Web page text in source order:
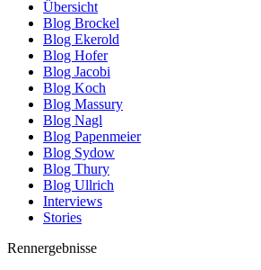
Übersicht
Blog Brockel
Blog Ekerold
Blog Hofer
Blog Jacobi
Blog Koch
Blog Massury
Blog Nagl
Blog Papenmeier
Blog Sydow
Blog Thury
Blog Ullrich
Interviews
Stories
Rennergebnisse